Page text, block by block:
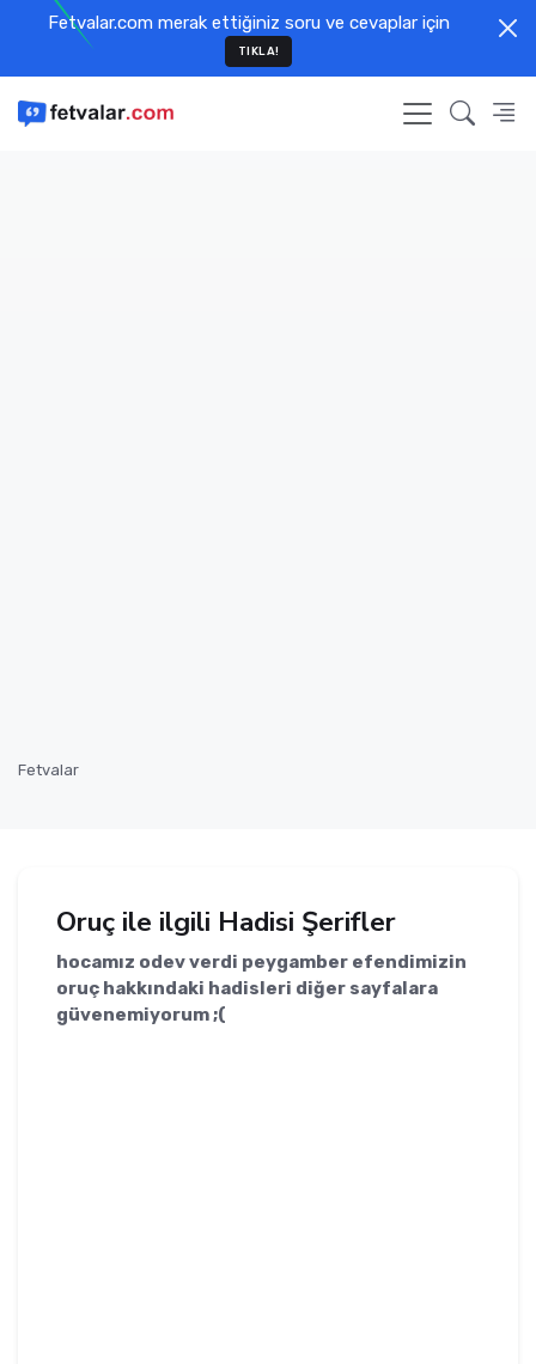
Fetvalar.com merak ettiğiniz soru ve cevaplar için
TIKLA!
Fetvalar
Oruç ile ilgili Hadisi Şerifler
hocamız odev verdi peygamber efendimizin
oruç hakkındaki hadisleri diğer sayfalara
güvenemiyorum ;(